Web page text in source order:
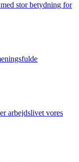
stor betydning for
arbejdslivet vores